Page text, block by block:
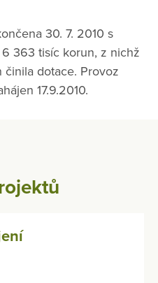
30. 7. 2010 s
363 tisíc korun, z nichž
dotace. Provoz
17.9.2010.